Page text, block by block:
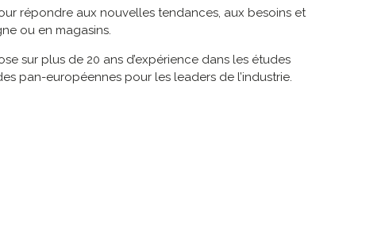
répondre aux nouvelles tendances, aux besoins et
ou en magasins.
sur plus de 20 ans d’expérience dans les études
pan-européennes pour les leaders de l’industrie.